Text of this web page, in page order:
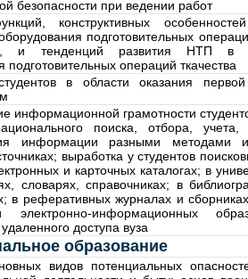
безопасности при ведении работ
конструктивных
подготовительных
и тенденций развития НТП в
подготовительных операций ткачества
в области оказания
информационной грамотности
поиска, отбора, учета,
информации разными
выработка у студентов
и карточных каталогах; в
словарях, справочниках; в
в реферативных журналах и
информационных
доступа вуза
образование
видов потенциальных